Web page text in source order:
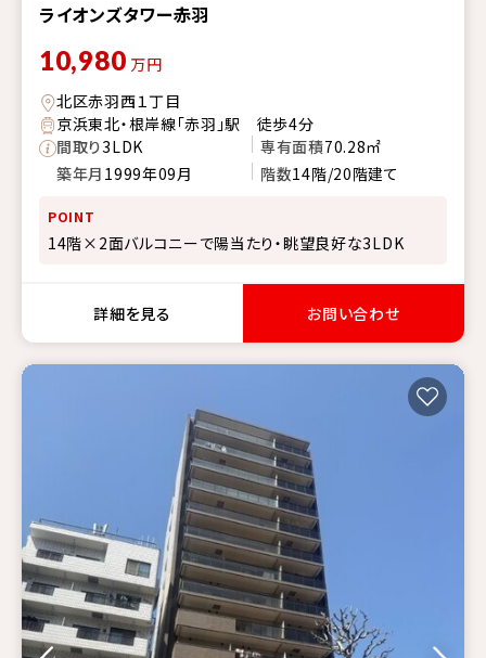
ライオンズタワー赤羽
10,980 万円
北区赤羽西１丁目
京浜東北・根岸線「赤羽」駅 徒歩4分
間取り3LDK 専有面積70.28㎡
築年月 1999年09月 階数14階/20階建て
POINT
14階×2面バルコニーで陽当たり・眺望良好な3LDK
詳細を見る お問い合わせ